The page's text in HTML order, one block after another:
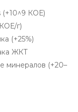
(+10^9 КОЕ)
г)
(+25%)
ЖКТ
минералов (+20–